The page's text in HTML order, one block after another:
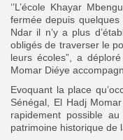
Search
for:
FR
‘’L’école Khayar
fermée depuis
Ndar il n’y a plus
obligés de traverser le
leurs écoles”, a
Momar Diéye
Evoquant la place
Sénégal, El Hadj
rapidement possible
patrimoine historique de la